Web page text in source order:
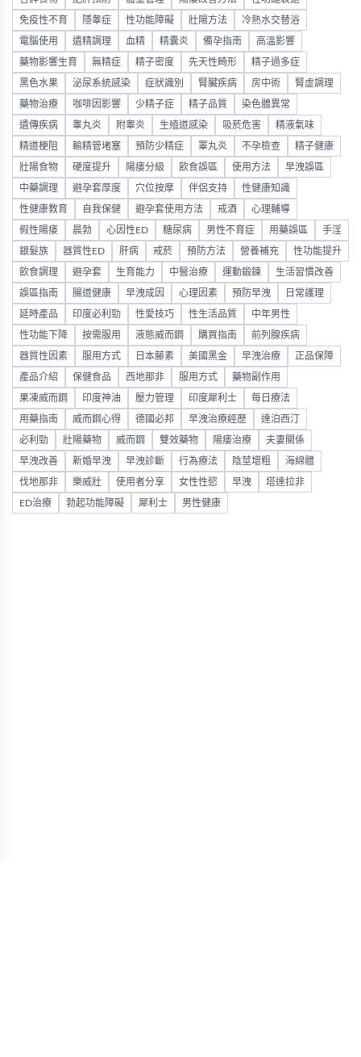
免疫性不育 隱睾症 性功能障礙 壯陽方法 冷熱水交替浴
電腦使用 遺精調理 血精 精囊炎 備孕指南 高溫影響
藥物影響生育 無精症 精子密度 先天性畸形 精子過多症
黑色水果 泌尿系統感染 症狀識別 腎臟疾病 房中術 腎虛調理
藥物治療 咖啡因影響 少精子症 精子品質 染色體異常
遺傳疾病 睾丸炎 附睾炎 生殖道感染 吸菸危害 精液氣味
精道梗阻 輸精管堵塞 預防少精症 睪丸炎 不孕檢查 精子健康
壯陽食物 硬度提升 陽痿分級 飲食誤區 使用方法 早洩誤區
中藥調理 避孕套厚度 穴位按摩 伴侶支持 性健康知識
性健康教育 自我保健 避孕套使用方法 戒酒 心理輔導
假性陽痿 晨勃 心因性ED 糖尿病 男性不育症 用藥誤區 手淫
銀髮族 器質性ED 肝病 戒菸 預防方法 營養補充 性功能提升
飲食調理 避孕套 生育能力 中醫治療 運動鍛鍊 生活習慣改善
誤區指南 腸道健康 早洩成因 心理因素 預防早洩 日常護理
延時產品 印度必利勁 性愛技巧 性生活品質 中年男性
性功能下降 按需服用 液態威而鋼 購買指南 前列腺疾病
器質性因素 服用方式 日本藤素 美國黑金 早洩治療 正品保障
產品介紹 保健食品 西地那非 服用方式 藥物副作用
果凍威而鋼 印度神油 壓力管理 印度犀利士 每日療法
用藥指南 威而鋼心得 德國必邦 早洩治療經歷 達泊西汀
必利勁 壯陽藥物 威而鋼 雙效藥物 陽痿治療 夫妻關係
早洩改善 新婚早洩 早洩診斷 行為療法 陰莖增粗 海綿體
伐地那非 樂威壯 使用者分享 女性性慾 早洩 塔達拉非
ED治療 勃起功能障礙 犀利士 男性健康